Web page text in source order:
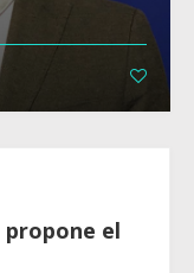
propone el